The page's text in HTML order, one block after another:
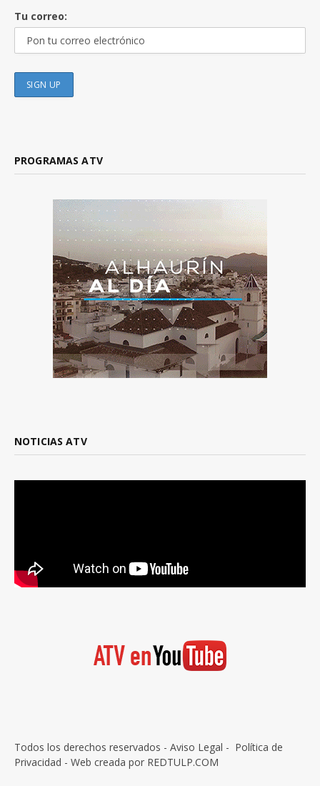
Tu correo:
PROGRAMAS ATV
NOTICIAS ATV
Todos los derechos reservados - Aviso Legal - Política de
Privacidad - Web creada por REDTULP.COM